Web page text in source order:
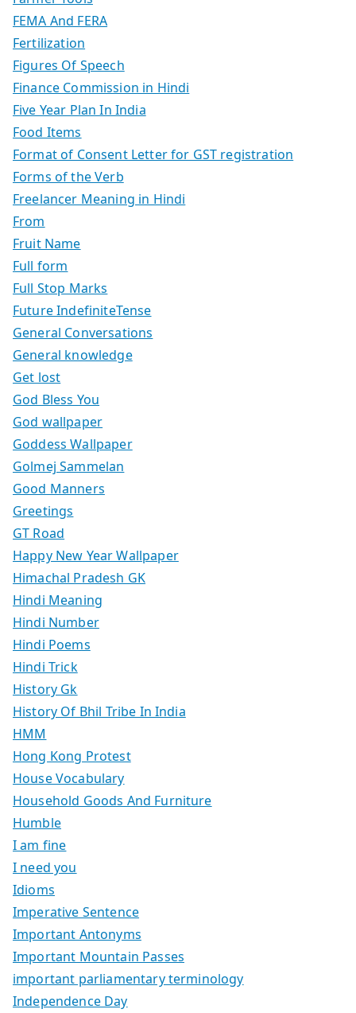
FEMA And FERA
Fertilization
Figures Of Speech
Finance Commission in Hindi
Five Year Plan In India
Food Items
Format of Consent Letter for GST registration
Forms of the Verb
Freelancer Meaning in Hindi
From
Fruit Name
Full form
Full Stop Marks
Future IndefiniteTense
General Conversations
General knowledge
Get lost
God Bless You
God wallpaper
Goddess Wallpaper
Golmej Sammelan
Good Manners
Greetings
GT Road
Happy New Year Wallpaper
Himachal Pradesh GK
Hindi Meaning
Hindi Number
Hindi Poems
Hindi Trick
History Gk
History Of Bhil Tribe In India
HMM
Hong Kong Protest
House Vocabulary
Household Goods And Furniture
Humble
I am fine
I need you
Idioms
Imperative Sentence
Important Antonyms
Important Mountain Passes
important parliamentary terminology
Independence Day